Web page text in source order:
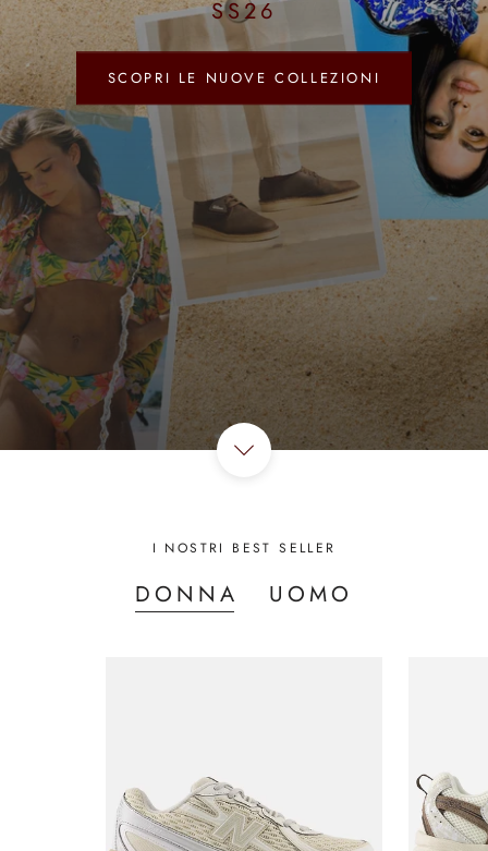
SS26
SCOPRI LE NUOVE COLLEZIONI
I NOSTRI BEST SELLER
DONNA UOMO